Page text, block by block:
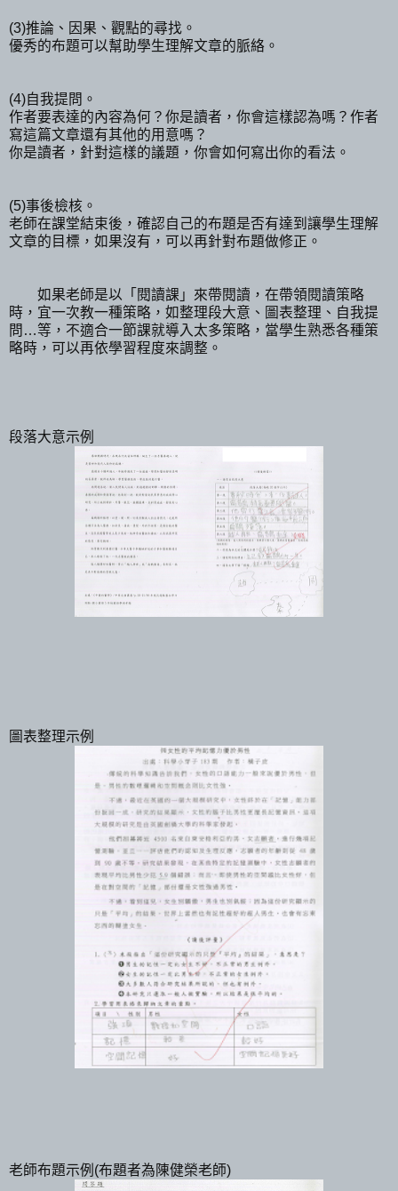
(3)推論、因果、觀點的尋找。
優秀的布題可以幫助學生理解文章的脈絡。
(4)自我提問。
作者要表達的內容為何？你是讀者，你會這樣認為嗎？作者
寫這篇文章還有其他的用意嗎？
你是讀者，針對這樣的議題，你會如何寫出你的看法。
(5)事後檢核。
老師在課堂結束後，確認自己的布題是否有達到讓學生理解
文章的目標，如果沒有，可以再針對布題做修正。
如果老師是以「閱讀課」來帶閱讀，在帶領閱讀策略
時，宜一次教一種策略，如整理段大意、圖表整理、自我提
問…等，不適合一節課就導入太多策略，當學生熟悉各種策
略時，可以再依學習程度來調整。
段落大意示例
圖表整理示例
老師布題示例(布題者為陳健榮老師)